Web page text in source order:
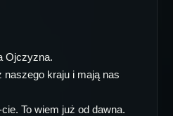
Ojczyzna.
naszego kraju i mają nas
To wiem już od dawna.